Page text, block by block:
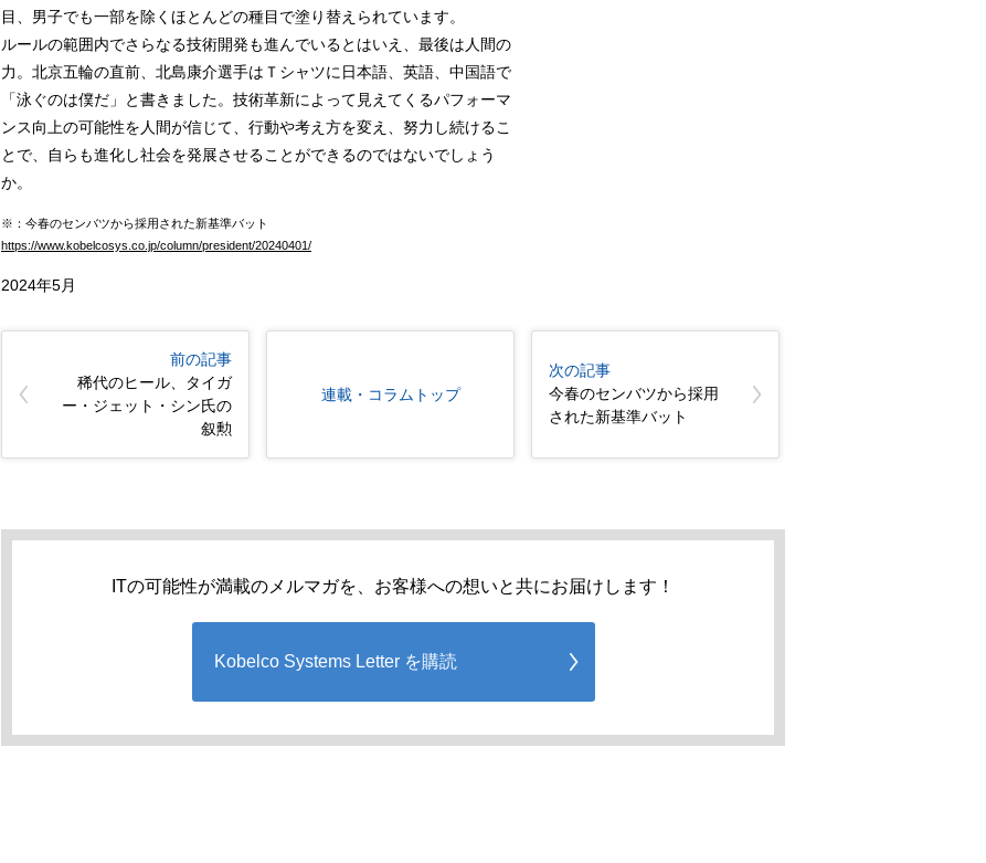
目、男子でも一部を除くほとんどの種目で塗り替えられています。
ルールの範囲内でさらなる技術開発も進んでいるとはいえ、最後は人間の
力。北京五輪の直前、北島康介選手はＴシャツに日本語、英語、中国語で
「泳ぐのは僕だ」と書きました。技術革新によって見えてくるパフォーマ
ンス向上の可能性を人間が信じて、行動や考え方を変え、努力し続けるこ
とで、自らも進化し社会を発展させることができるのではないでしょう
か。
※：今春のセンバツから採用された新基準バット
https://www.kobelcosys.co.jp/column/president/20240401/
2024年5月
前の記事
稀代のヒール、タイガ
ー・ジェット・シン氏の
叙勲
連載・コラムトップ
次の記事
今春のセンバツから採用
された新基準バット
ITの可能性が満載のメルマガを、お客様への想いと共にお届けします！
Kobelco Systems Letter を購読